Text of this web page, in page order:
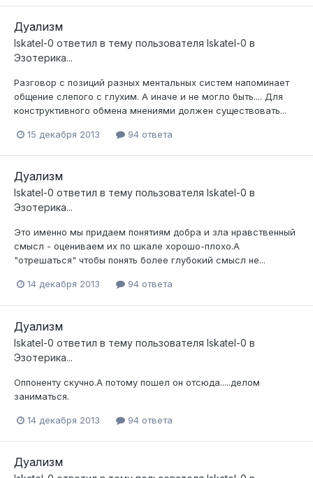
Дуализм
Iskatel-0 ответил в тему пользователя Iskatel-0 в
Эзотерика...
Разговор с позиций разных ментальных систем напоминает
общение слепого с глухим. А иначе и не могло быть.... Для
конструктивного обмена мнениями должен существовать...
15 декабря 2013 94 ответа
Дуализм
Iskatel-0 ответил в тему пользователя Iskatel-0 в
Эзотерика...
Это именно мы придаем понятиям добра и зла нравственный
смысл - оцениваем их по шкале хорошо-плохо.А
"отрешаться" чтобы понять более глубокий смысл не...
14 декабря 2013 94 ответа
Дуализм
Iskatel-0 ответил в тему пользователя Iskatel-0 в
Эзотерика...
Оппоненту скучно.А потому пошел он отсюда.....делом
заниматься.
14 декабря 2013 94 ответа
Дуализм